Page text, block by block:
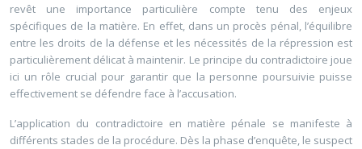
revêt une importance particulière compte tenu des enjeux
spécifiques de la matière. En effet, dans un procès pénal, l’équilibre
entre les droits de la défense et les nécessités de la répression est
particulièrement délicat à maintenir. Le principe du contradictoire joue
ici un rôle crucial pour garantir que la personne poursuivie puisse
effectivement se défendre face à l’accusation.
L’application du contradictoire en matière pénale se manifeste à
différents stades de la procédure. Dès la phase d’enquête, le suspect